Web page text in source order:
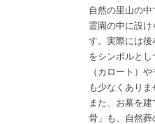
自然の里山の
霊園の中に設
す。実際には
をシンボルと
（カロート）
も少なくありま
また、お墓を
骨」も、自然